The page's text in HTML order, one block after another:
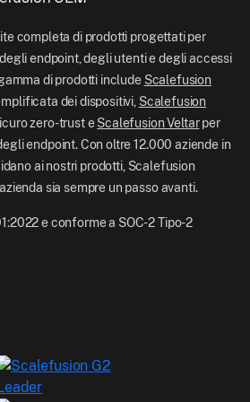
completa di prodotti progettati per
endpoint, degli utenti e degli accessi
di prodotti include Scalefusion
dei dispositivi, Scalefusion
zero-trust eScalefusion Veltarper
endpoint. Con oltre 12.000 aziende in
ai nostri prodotti, Scalefusion
sia sempre un passo avanti.
e conforme a SOC-2 Tipo-2